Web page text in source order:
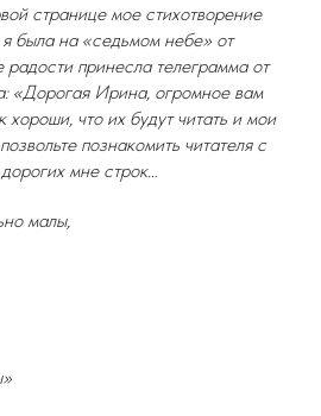
странице мое стихотворение
на «седьмом небе» от
принесла телеграмма от
«Дорогая Ирина, огромное вам
хороши, что их будут читать и мои
познакомить читателя с
мне строк…
малы,